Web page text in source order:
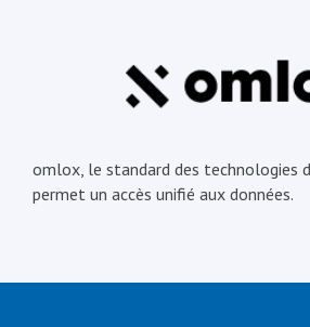
omlox, le standard des technologies
permet un accès unifié aux données.